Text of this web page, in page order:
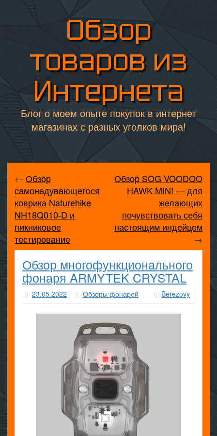
Обзор
товаров из
Интернета
Блог о моем опыте покупок в интернет
магазинах с разных уголков мира!
← Обзор
самонадувающегося
коврика Naturehike
NH18Q010-D и
пикниковое
тестирование
Обзор SOG VOODOO
HAWK MINI — для
желающих
почувствовать себя
настоящим индейцем
→
Обзор многофункционального
фонаря ARMYTEK CRYSTAL
23.05.2022 Обзоры фонарей Berezovy